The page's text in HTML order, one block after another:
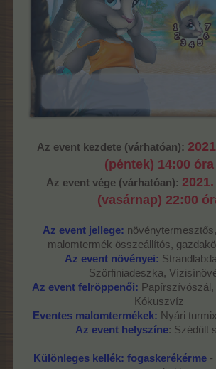
Az event kezdete (várhatóan):
(péntek) 14:00 óra
Az event vége (várhatóan):
(vasárnap) 22:00
Az event jellege:
malomtermék összeállítós,
Az event növényei:
Szörfiniadeszka,
Az event felröppenői:
Kókuszvíz
Eventes malomtermékek: Nyári
Az event helyszíne: Szédült
Különleges kellék: fogaskerékérme-